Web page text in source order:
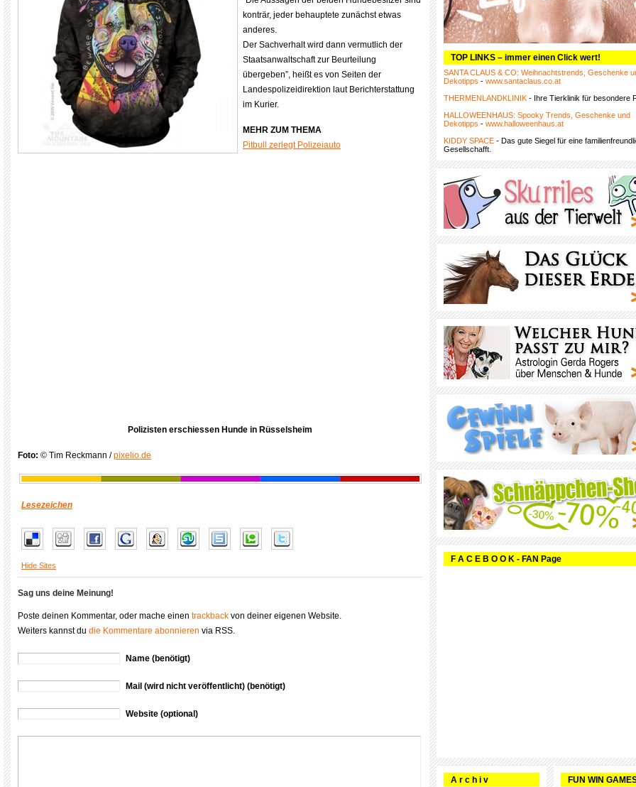
konträr, jeder behauptete zunächst etwas
anderes.
Der Sachverhalt wird dann vermutlich der
Staatsanwaltschaft zur Beurteilung
übergeben”, heißt es von Seiten der
Landespolizeidirektion laut Berichterstattung
im Kurier.
MEHR ZUM THEMA
Pitbull zerlegt Polizeiauto
Polizisten erschiessen Hunde in Rüsselsheim
Foto: © Tim Reckmann /pixelio.de
Lesezeichen
Hide Sites
Sag uns deine Meinung!
Poste deinen Kommentar, oder mache einen trackback von deiner eigenen Website.
Weiters kannst du die Kommentare abonnieren via RSS.
Name (benötigt)
Mail (wird nicht veröffentlicht) (benötigt)
Website (optional)
TOP LINKS – immer einen Click wert!
SANTA CLAUS & CO: Weihnachtstrends, Geschenke
Dekotipps - www.santaclaus.co.at
THERMENLANDKLINIK - Ihre Tierklinik für besondere
HALLOWEENHAUS: Spooky Trends, Geschenke und
Dekotipps - www.halloweenhaus.at
KIDDY SPACE - Das gute Siegel für eine
Gesellschafft.
F A C E B O O K - FAN Page
A r c h i v FUN WIN